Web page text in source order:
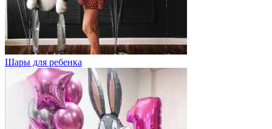
Шары для ребенка